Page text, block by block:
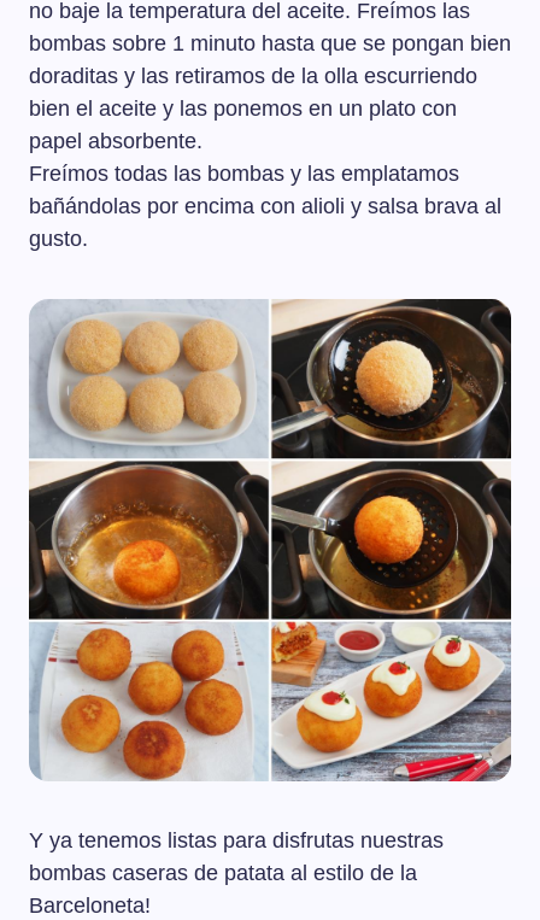
no baje la temperatura del aceite. Freímos las
bombas sobre 1 minuto hasta que se pongan bien
doraditas y las retiramos de la olla escurriendo
bien el aceite y las ponemos en un plato con
papel absorbente.
Freímos todas las bombas y las emplatamos
bañándolas por encima con alioli y salsa brava al
gusto.
Y ya tenemos listas para disfrutas nuestras
bombas caseras de patata al estilo de la
Barceloneta!